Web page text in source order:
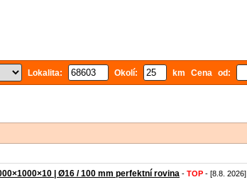
Lokalita: Okolí: km Cena od:
| Ø16 / 100 mm perfektní rovina - TOP - [8.8. 2026]